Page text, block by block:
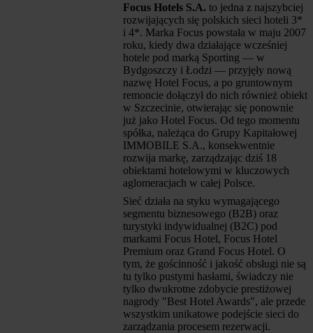
Focus Hotels S.A. to jedna z najszybciej
rozwijających się polskich sieci hoteli 3*
i 4*. Marka Focus powstała w maju 2007
roku, kiedy dwa działające wcześniej
hotele pod marką Sporting — w
Bydgoszczy i Łodzi — przyjęły nową
nazwę Hotel Focus, a po gruntownym
remoncie dołączył do nich również obiekt
w Szczecinie, otwierając się ponownie
już jako Hotel Focus. Od tego momentu
spółka, należąca do Grupy Kapitałowej
IMMOBILE S.A., konsekwentnie
rozwija markę, zarządzając dziś 18
obiektami hotelowymi w kluczowych
aglomeracjach w całej Polsce.
Sieć działa na styku wymagającego
segmentu biznesowego (B2B) oraz
turystyki indywidualnej (B2C) pod
markami Focus Hotel, Focus Hotel
Premium oraz Grand Focus Hotel. O
tym, że gościnność i jakość obsługi nie są
tu tylko pustymi hasłami, świadczy nie
tylko dwukrotne zdobycie prestiżowej
nagrody "Best Hotel Awards", ale przede
wszystkim unikatowe podejście sieci do
zarządzania procesem rezerwacji.